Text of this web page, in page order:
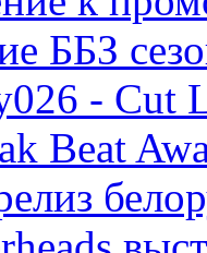
ББЗ
- Cut
Beat